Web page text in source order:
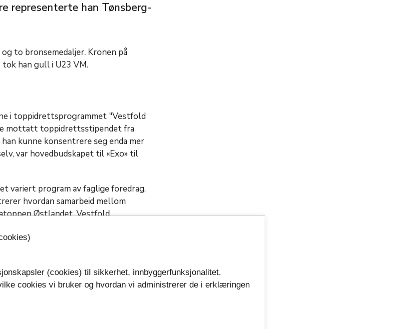
representerte han Tønsberg-
to bronsemedaljer. Kronen på
han gull i U23 VM.
i toppidrettsprogrammet "Vestfold
mottatt toppidrettsstipendet fra
kunne konsentrere seg enda mer
var hovedbudskapet til «Exo» til
variert program av faglige foredrag,
hvordan samarbeid mellom
Østlandet, Vestfold
bidrar til en helhetlig utvikling av
tilgang til kunnskap,
for den enkeltes utvikling.
(cookies) til sikkerhet, innbyggerfunksjonalitet,
cookies vi bruker og hvordan vi administrerer de i erklæringen